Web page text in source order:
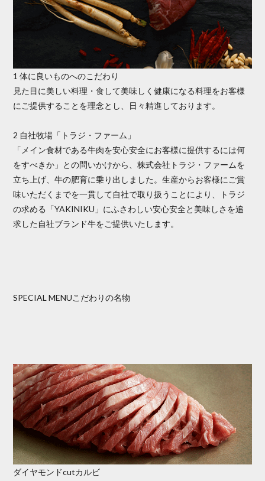
1 体に良いものへのこだわり
見た目に美しい料理・食して美味しく健康になる料理をお客様
にご提供することを理念とし、日々精進しております。
2 自社牧場「トラジ・ファーム」
「メイン食材である牛肉を安心安全にお客様に提供するには何
をすべきか」との問いかけから、株式会社トラジ・ファームを
立ち上げ、牛の肥育に乗り出しました。生産からお客様にご賞
味いただくまでを一貫して自社で取り扱うことにより、トラジ
の求める「YAKINIKU」にふさわしい安心安全と美味しさを追
求した自社ブランド牛をご提供いたします。
SPECIAL MENUこだわりの名物
ダイヤモンドcutカルビ